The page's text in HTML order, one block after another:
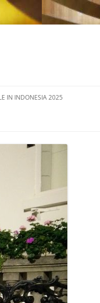
IN INDONESIA 2025